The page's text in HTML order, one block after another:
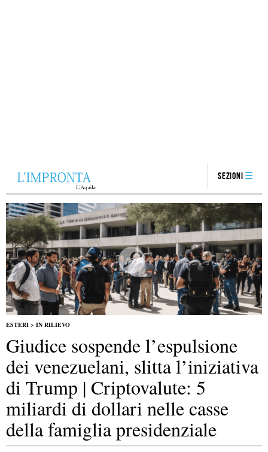
Sezioni
ESTERI > IN RILIEVO
Giudice sospende l’espulsione
dei venezuelani, slitta l’iniziativa
di Trump | Criptovalute: 5
miliardi di dollari nelle casse
della famiglia presidenziale